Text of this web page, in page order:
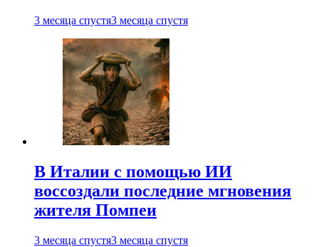
3 месяца спустя3 месяца спустя
В Италии с помощью ИИ
воссоздали последние мгновения
жителя Помпеи
3 месяца спустя3 месяца спустя